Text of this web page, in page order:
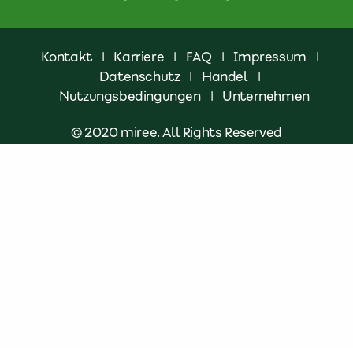
Kontakt | Karriere | FAQ | Impressum
|
Datenschutz | Handel
|
Nutzungsbedingungen
| Unternehmen
© 2020 miree. All Rights Reserved